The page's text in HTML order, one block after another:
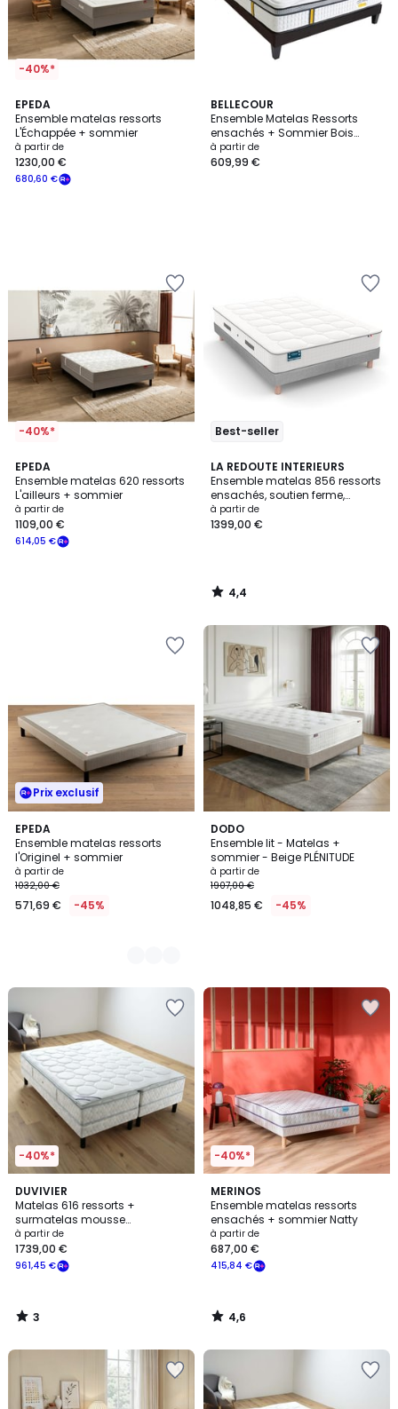
-40%*
EPEDA
Ensemble matelas ressorts
L'Échappée + sommier
à partir de
680,60 €
1230,00 €
BELLECOUR
Ensemble Matelas Ressorts
ensachés + Sommier Bois
REINA 2.0
à partir de
609,99 €
-40%*
EPEDA
Ensemble matelas 620 ressorts
L'ailleurs + sommier
à partir de
614,05 €
1109,00 €
Best-seller
LA REDOUTE INTERIEURS
Ensemble matelas 856 ressorts
ensachés, soutien ferme,
accueil enveloppant
à partir de
1399,00 €
4,4
/ 5
4,4
/
Prix exclusif
EPEDA
Ensemble matelas ressorts
l'Originel + sommier
à partir de
1032,00 €
571,69 € -45%
2
Couleurs
DODO
Ensemble lit - Matelas +
sommier - Beige PLÉNITUDE
à partir de
1907,00 €
1048,85 € -45%
-40%*
DUVIVIER
Matelas 616 ressorts +
surmatelas mousse
viscoélastique + sommier
à partir de
961,45 €
1739,00 €
3
/
5
3
/
-40%*
MERINOS
Ensemble matelas ressorts
ensachés + sommier Natty
à partir de
415,84 €
687,00 €
4,6
/ 5
4,6
/